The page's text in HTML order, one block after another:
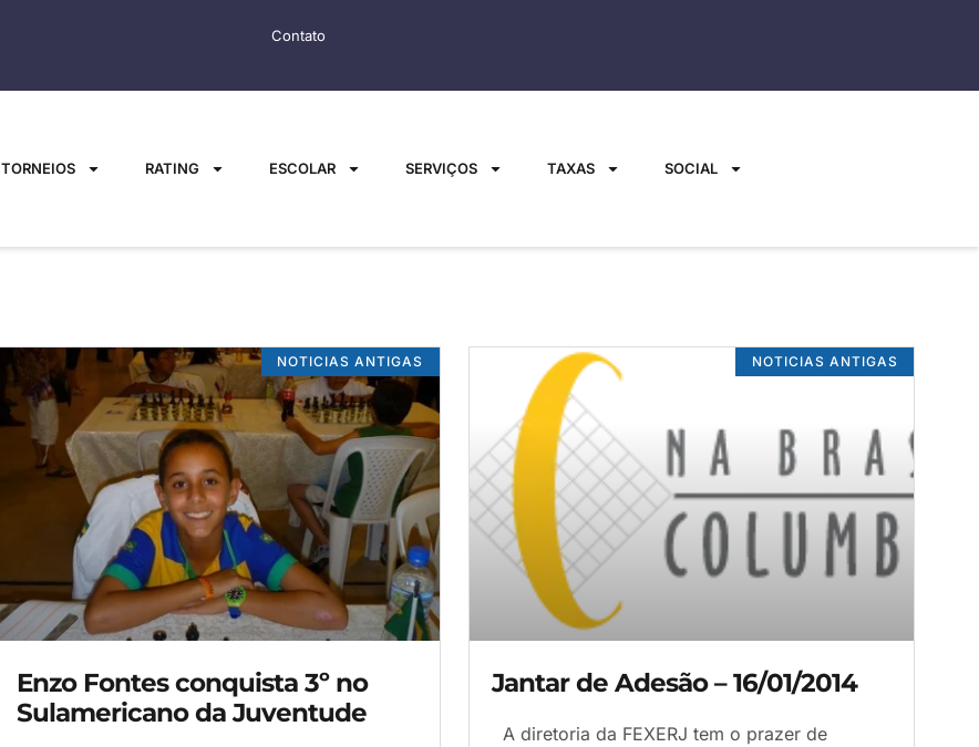
Contato
TORNEIOS RATING ESCOLAR SERVIÇOS TAXAS SOCIAL
NOTICIAS ANTIGAS
Enzo Fontes conquista 3º no
Sulamericano da Juventude
NOTICIAS ANTIGAS
Jantar de Adesão – 16/01/2014
A diretoria da FEXERJ tem o prazer de